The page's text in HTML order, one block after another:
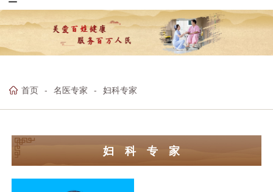
首页 名医专家 妇科专家
妇 科 专 家